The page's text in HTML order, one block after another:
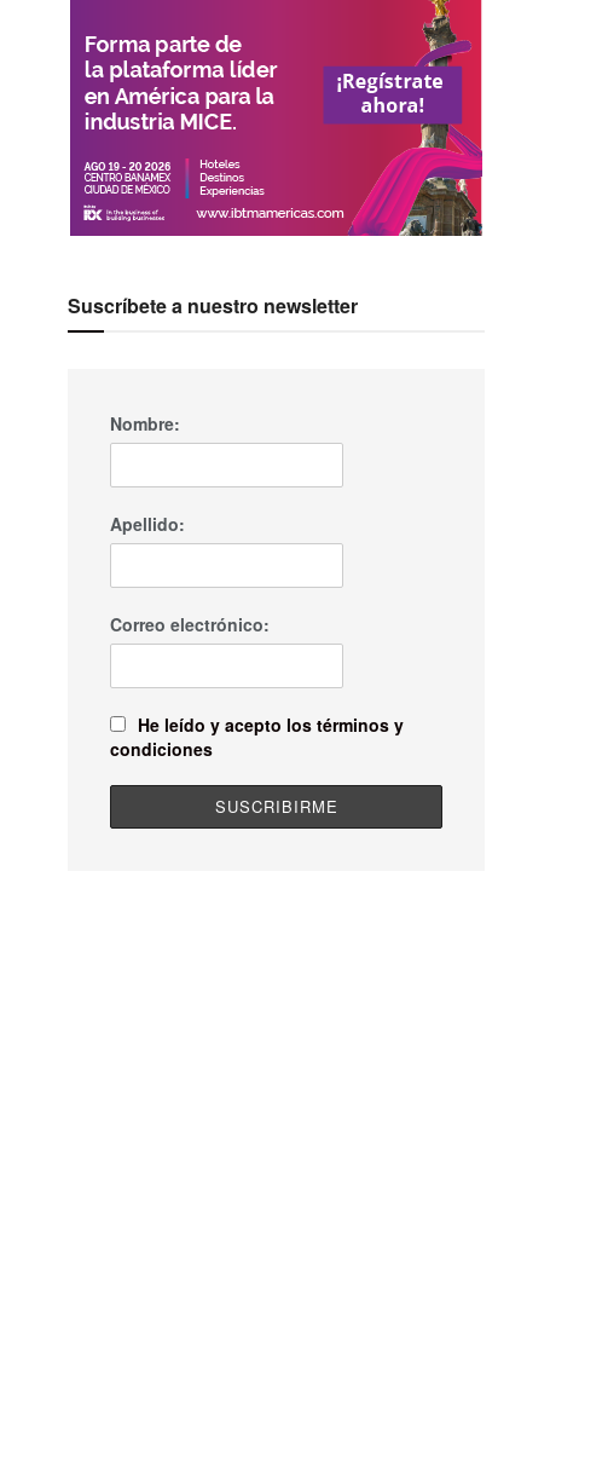
Suscríbete a nuestro newsletter
Nombre:
Apellido:
Correo electrónico:
He leído y acepto los términos y
condiciones